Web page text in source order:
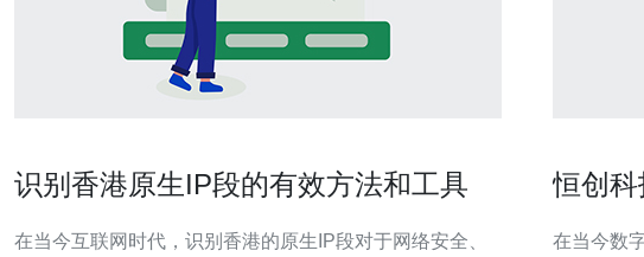
识别香港原生IP段的有效方法和工具
在当今互联网时代，识别香港的原生IP段对于网络安全、
恒创
在当今数